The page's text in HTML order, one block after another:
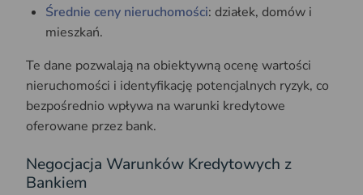
Średnie ceny nieruchomości: działek, domów i
mieszkań.
Te dane pozwalają na obiektywną ocenę wartości
nieruchomości i identyfikację potencjalnych ryzyk, co
bezpośrednio wpływa na warunki kredytowe
oferowane przez bank.
Negocjacja Warunków Kredytowych z
Bankiem